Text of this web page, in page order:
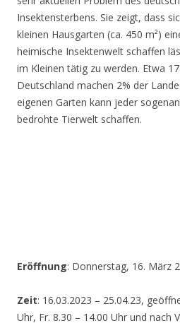
Insektensterbens. Sie zeigt, dass
kleinen Hausgarten (ca. 450 m²)
heimische Insektenwelt schaffen
im Kleinen tätig zu werden. Etwa
Deutschland machen 2% der
eigenen Garten kann jeder
bedrohte Tierwelt schaffen.
Eröffnung: Donnerstag, 16. März
Zeit: 16.03.2023 – 25.04.23,
Uhr, Fr. 8.30 – 14.00 Uhr und nach